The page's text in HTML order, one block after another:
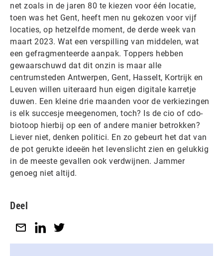
net zoals in de jaren 80 te kiezen voor één locatie,
toen was het Gent, heeft men nu gekozen voor vijf
locaties, op hetzelfde moment, de derde week van
maart 2023. Wat een verspilling van middelen, wat
een gefragmenteerde aanpak. Toppers hebben
gewaarschuwd dat dit onzin is maar alle
centrumsteden Antwerpen, Gent, Hasselt, Kortrijk en
Leuven willen uiteraard hun eigen digitale karretje
duwen. Een kleine drie maanden voor de verkiezingen
is elk succesje meegenomen, toch? Is de cio of cdo-
biotoop hierbij op een of andere manier betrokken?
Liever niet, denken politici. En zo gebeurt het dat van
de pot gerukte ideeën het levenslicht zien en gelukkig
in de meeste gevallen ook verdwijnen. Jammer
genoeg niet altijd.
Deel